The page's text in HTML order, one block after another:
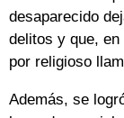
desaparecido
delitos y que,
por religioso
Además, se